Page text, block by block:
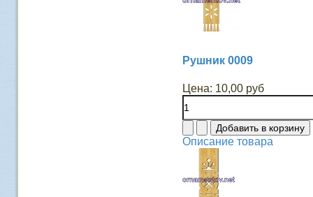
Рушник 0009
Цена: 10,00 руб
Описание товара